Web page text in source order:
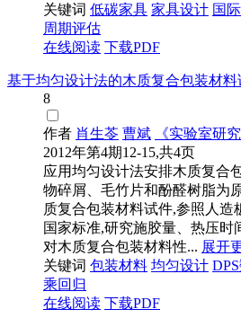
关键词 低碳家具 家具设计 国
周期评估
在线阅读 下载PDF
基于均匀设计法的木质复合包装材料
8
作者 肖生苓 曹斌 《实验室研
2012年第4期12-15,共4页
应用均匀设计法安排木质复合
物碎屑、毛竹片和酚醛树脂为
质复合包装材料试件,参照人造
国家标准,研究施胶量、热压时
对木质复合包装材料性... 展开
关键词 包装材料 均匀设计
乘回归
在线阅读 下载PDF